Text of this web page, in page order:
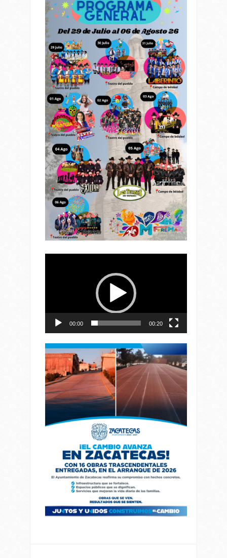
00:00 00:20